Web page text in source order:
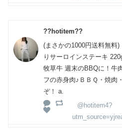
??hotitem??
(まさかの1000円送料無料
りサーロインステーキ
牧草牛 週末のBBQに！牛
フの赤身肉♪ＢＢＱ・焼肉
ぞ！ a.
@hotitem4?